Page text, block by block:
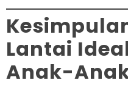
Lantai
Anak-